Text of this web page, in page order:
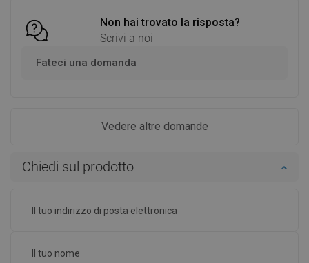
Non hai trovato la risposta?
Scrivi a noi
Fateci una domanda
Vedere altre domande
Chiedi sul prodotto